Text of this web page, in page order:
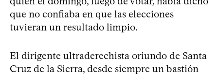
que no confiaba en que las elecciones
tuvieran un resultado limpio.
El dirigente ultraderechista oriundo de Santa
Cruz de la Sierra, desde siempre un bastión